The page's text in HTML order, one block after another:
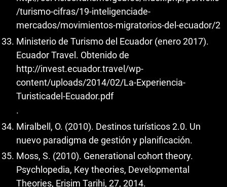
/turismo-cifras/19-inteligenciade-
mercados/movimientos-migratorios-del-ecuador/2
Ministerio de Turismo del Ecuador (enero 2017).
Ecuador Travel. Obtenido de
http://invest.ecuador.travel/wp-
content/uploads/2014/02/La-Experiencia-
Turisticadel-Ecuador.pdf
.
Miralbell, O. (2010). Destinos turísticos 2.0. Un
nuevo paradigma de gestión y planificación.
Moss, S. (2010). Generational cohort theory.
Psychlopedia, Key theories, Developmental
Theories, Erisim Tarihi, 27, 2014.